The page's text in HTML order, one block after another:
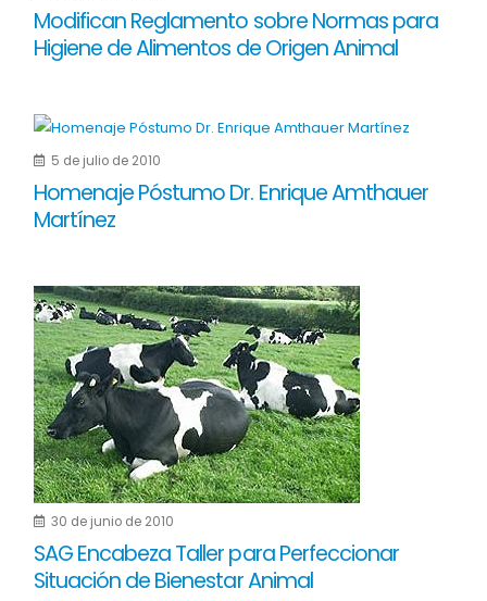
Modifican Reglamento sobre Normas para
Higiene de Alimentos de Origen Animal
5 de julio de 2010
Homenaje Póstumo Dr. Enrique Amthauer
Martínez
30 de junio de 2010
SAG Encabeza Taller para Perfeccionar
Situación de Bienestar Animal